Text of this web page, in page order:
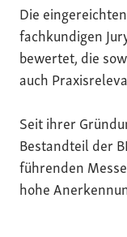
Die
fachkundigen
bewertet, die
auch
Seit ihrer
Bestandteil der
führenden
hohe